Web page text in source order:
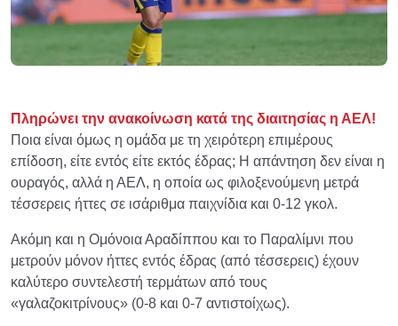
Πληρώνει την ανακοίνωση κατά της διαιτησίας η ΑΕΛ!
Ποια είναι όμως η ομάδα με τη χειρότερη επιμέρους
επίδοση, είτε εντός είτε εκτός έδρας; Η απάντηση δεν είναι η
ουραγός, αλλά η ΑΕΛ, η οποία ως φιλοξενούμενη μετρά
τέσσερεις ήττες σε ισάριθμα παιχνίδια και 0-12 γκολ.
Ακόμη και η Ομόνοια Αραδίππου και το Παραλίμνι που
μετρούν μόνον ήττες εντός έδρας (από τέσσερεις) έχουν
καλύτερο συντελεστή τερμάτων από τους
«γαλαζοκιτρίνους» (0-8 και 0-7 αντιστοίχως).